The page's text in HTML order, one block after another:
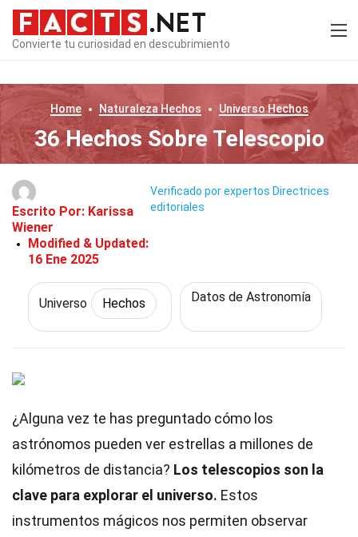
Convierte tu curiosidad en descubrimiento
Home Naturaleza Hechos UniversoHechos
36 Hechos Sobre Telescopio
Escrito Por: Karissa
Wiener
Modified & Updated:
16 Ene 2025
Verificado por expertos Directrices
editoriales
Universo Hechos Datos de Astronomía
¿Alguna vez te has preguntado cómo los
astrónomos pueden ver estrellas a millones de
kilómetros de distancia? Los telescopios son la
clave para explorar el universo. Estos
instrumentos mágicos nos permiten observar